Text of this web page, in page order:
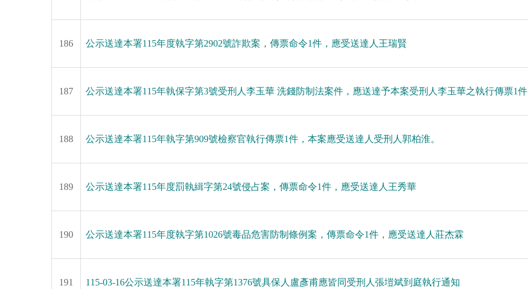
186 公示送達本署115年度執字第2902號詐欺案，傳票命令1件，應受送達人王瑞賢
187 公示送達本署115年執保字第3號受刑人李玉華 洗錢防制法案件，應送達予本案受刑人李玉華之執行傳票1件
188 公示送達本署115年執字第909號檢察官執行傳票1件，本案應受送達人受刑人郭柏淮。
189 公示送達本署115年度罰執緝字第24號侵占案，傳票命令1件，應受送達人王秀華
190 公示送達本署115年度執字第1026號毒品危害防制條例案，傳票命令1件，應受送達人莊杰霖
191 115-03-16公示送達本署115年執字第1376號具保人盧彥甫應皆同受刑人張塏斌到庭執行通知